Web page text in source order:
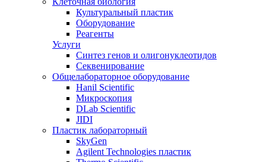
Культуральный пластик
Оборудование
Реагенты
Услуги
Синтез генов и олигонуклеотидов
Секвенирование
Общелабораторное оборудование
Hanil Scientific
Микроскопия
DLab Scientific
JIDI
Пластик лабораторный
SkyGen
Agilent Technologies пластик